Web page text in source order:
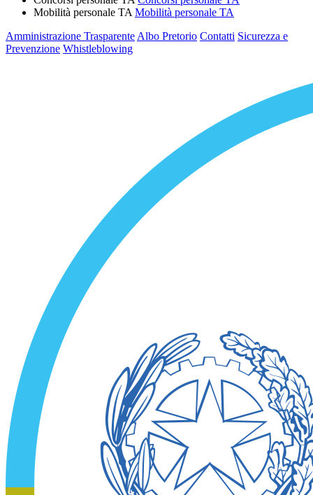
Mobilità personale TA Mobilità personale TA
Amministrazione Trasparente Albo Pretorio Contatti Sicurezza e
Prevenzione Whistleblowing